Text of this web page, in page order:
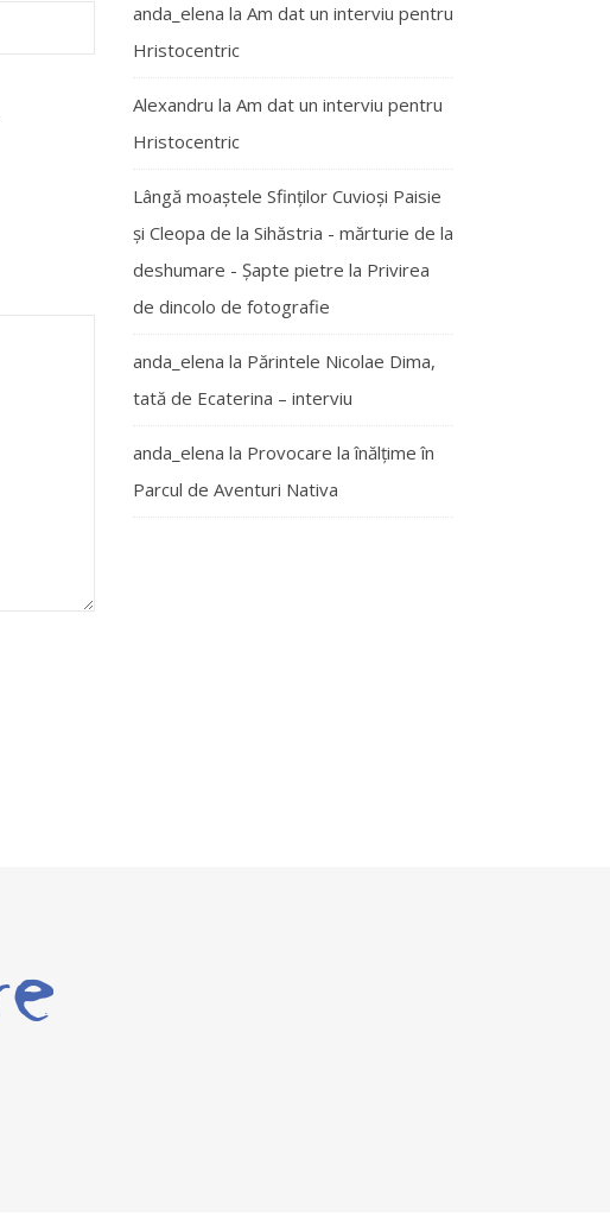
anda_elena la Am dat un interviu pentru
Hristocentric
Alexandru la Am dat un interviu pentru
Hristocentric
Lângă moaștele Sfinților Cuvioși Paisie
și Cleopa de la Sihăstria - mărturie de la
deshumare - Şapte pietre la Privirea
de dincolo de fotografie
anda_elena la Părintele Nicolae Dima,
tată de Ecaterina – interviu
anda_elena la Provocare la înălțime în
Parcul de Aventuri Nativa